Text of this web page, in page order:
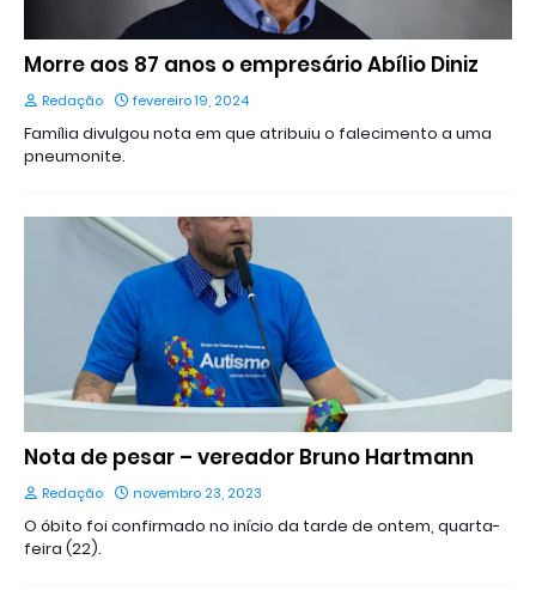
Morre aos 87 anos o empresário Abílio Diniz
Redação fevereiro 19, 2024
Família divulgou nota em que atribuiu o falecimento a uma
pneumonite.
Nota de pesar – vereador Bruno Hartmann
Redação novembro 23, 2023
O óbito foi confirmado no início da tarde de ontem, quarta-
feira (22).